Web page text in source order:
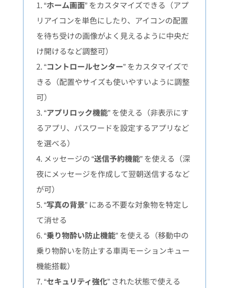
1. “ホーム画面” をカスタマイズできる（アプ
リアイコンを単色にしたり、アイコンの配置
を待ち受けの画像がよく見えるように中央だ
け開けるなど調整可）
2. “コントロールセンター” をカスタマイズで
きる（配置やサイズも使いやすいように調整
可）
3. “アプリロック機能” を使える（非表示にす
るアプリ、パスワードを設定するアプリなど
を選べる）
4. メッセージの “送信予約機能” を使える（深
夜にメッセージを作成して翌朝送信するなど
が可）
5. “写真の背景” にある不要な対象物を特定し
て消せる
6. “乗り物酔い防止機能” を使える（移動中の
乗り物酔いを防止する車両モーションキュー
機能搭載）
7. “セキュリティ強化” された状態で使える